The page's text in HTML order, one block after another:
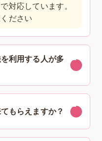
対応しています。
ださい
利用する人が多
もらえますか？